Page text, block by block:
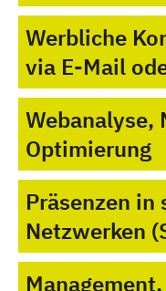
Werbliche
via E-Mail
Webanalyse,
Optimierung
Präsenzen in
Netzwerken